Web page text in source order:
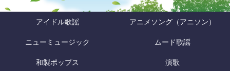
アイドル歌謡 アニメソング（アニソン）
ニューミュージック ムード歌謡
和製ポップス 演歌